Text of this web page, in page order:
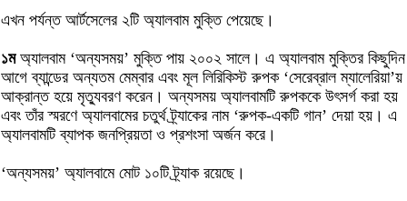
এখন পর্যন্ত আর্টসেলের ২টি অ্যালবাম মুক্তি পেয়েছে।
১মঅ্যালবাম ‘অন্যসময়’ মুক্তি পায় ২০০২ সালে। এ অ্যালবাম মুক্তির কিছুদিন
আগে ব্যান্ডের অন্যতম মেম্বার এবং মূল লিরিকিস্ট রুপক ‘সেরেব্রাল ম্যালেরিয়া’য়
আক্রান্ত হয়ে মৃত্যুবরণ করেন। অন্যসময় অ্যালবামটি রুপককে উৎসর্গ করা হয়
এবং তাঁর স্মরণে অ্যালবামের চতুর্থ ট্র্যাকের নাম ‘রুপক-একটি গান’ দেয়া হয়। এ
অ্যালবামটি ব্যাপক জনপ্রিয়তা ও প্রশংসা অর্জন করে।
‘অন্যসময়’ অ্যালবামে মোট ১০টি ট্র্যাক রয়েছে।